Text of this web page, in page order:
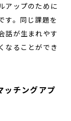
アップのために
す。同じ課題を
話が生まれやす
なることができ
チングアプ